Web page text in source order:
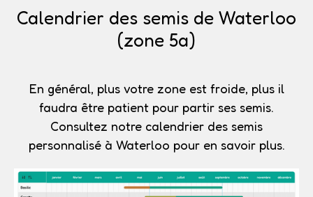
Calendrier des semis de Waterloo
(zone 5a)
En général, plus votre zone est froide, plus il
faudra être patient pour partir ses semis.
Consultez notre calendrier des semis
personnalisé à Waterloo pour en savoir plus.